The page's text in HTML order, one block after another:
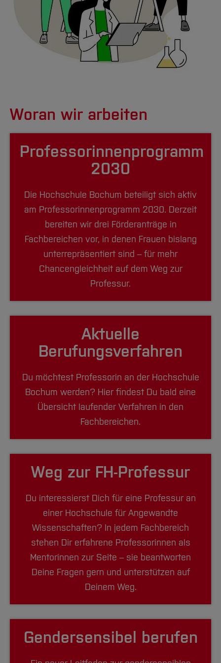
Woran wir arbeiten
Professorinnenprogramm
2030
Die Hochschule Bochum beteiligt sich aktiv
am Professorinnenprogramm 2030. Derzeit
bereiten wir drei Förderanträge in
Fachbereichen vor, in denen Frauen bislang
unterrepräsentiert sind – für mehr
Chancengleichheit auf dem Weg zur
Professur.
Aktuelle
Berufungsverfahren
Du möchtest Professorin an der Hochschule
Bochum werden? Hier findest Du bald eine
Übersicht laufender Verfahren in den
Fachbereichen.
Weg zur FH-Professur
Du interessierst Dich für eine Professur an
einer Hochschule für Angewandte
Wissenschaften? In jedem Fachbereich
stehen Dir erfahrene Professorinnen als
Mentorinnen zur Seite – sie beantworten
Deine Fragen gern und unterstützen auf
Deinem Weg.
Gendersensibel berufen